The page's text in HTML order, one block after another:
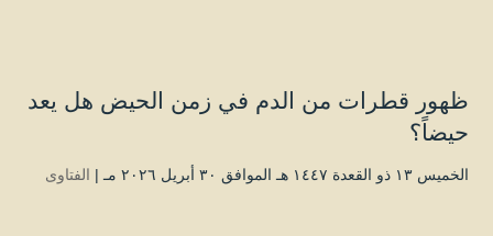
ظهور قطرات من الدم في زمن الحيض هل يعد
حيضاً؟
الخميس ۱۳ ذو القعدة ۱٤٤۷ هـ الموافق ۳۰ أبريل ۲۰۲٦ مـ | الفتاوى